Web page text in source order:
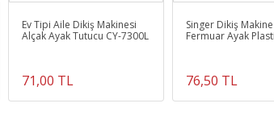
Ev Tipi Aile Dikiş Makinesi
Alçak Ayak Tutucu CY-7300L
71,00 TL
Singer Dikiş
Fermuar Ayak
76,50 TL